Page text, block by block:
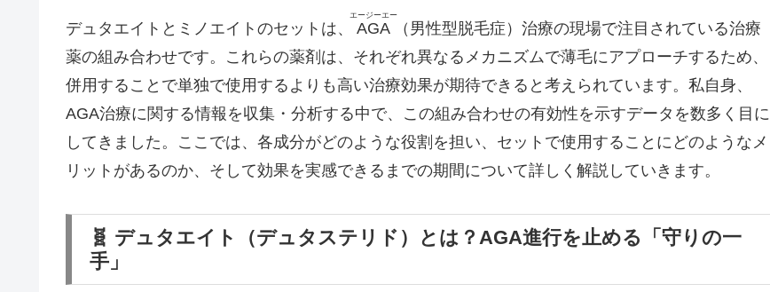
デュタエイトとミノエイトのセットは、 AGA
エージーエー
（男性型脱毛症）治療の現場で注目されている治療
薬の組み合わせです。これらの薬剤は、それぞれ異なるメカニズムで薄毛にアプローチするため、
併用することで単独で使用するよりも高い治療効果が期待できると考えられています。私自身、
AGA治療に関する情報を収集・分析する中で、この組み合わせの有効性を示すデータを数多く目に
してきました。ここでは、各成分がどのような役割を担い、セットで使用することにどのようなメ
リットがあるのか、そして効果を実感できるまでの期間について詳しく解説していきます。
🧬 デュタエイト（デュタステリド）とは？AGA進行を止める「守りの一
手」